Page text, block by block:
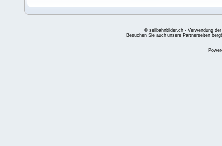
© seilbahnbilder.ch - Verwendung
Besuchen Sie auch unsere Partnerseiten